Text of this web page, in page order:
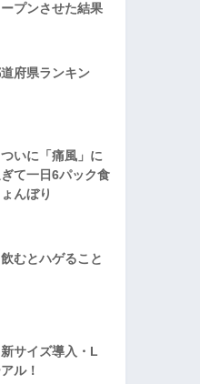
プンさせた結果
府県ランキン
いに「痛風」に
て一日6パック食
んぼり
むとハゲること
新サイズ導入・L
ル！